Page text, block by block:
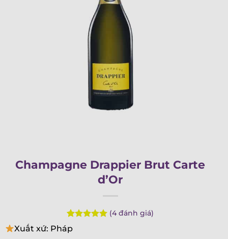
Champagne Drappier Brut Carte
d’Or
Rated
out of 5
4
(4 đánh giá)
Xuất xứ: Pháp